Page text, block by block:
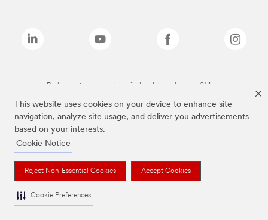
This website uses cookies on your device to enhance site
navigation, analyze site usage, and deliver you advertisements
based on your interests.
Cookie Notice
Reject Non-Essential Cookies Accept Cookies
Cookie Preferences
De bovenstaande merken zijn handelsmerken van 3M.we